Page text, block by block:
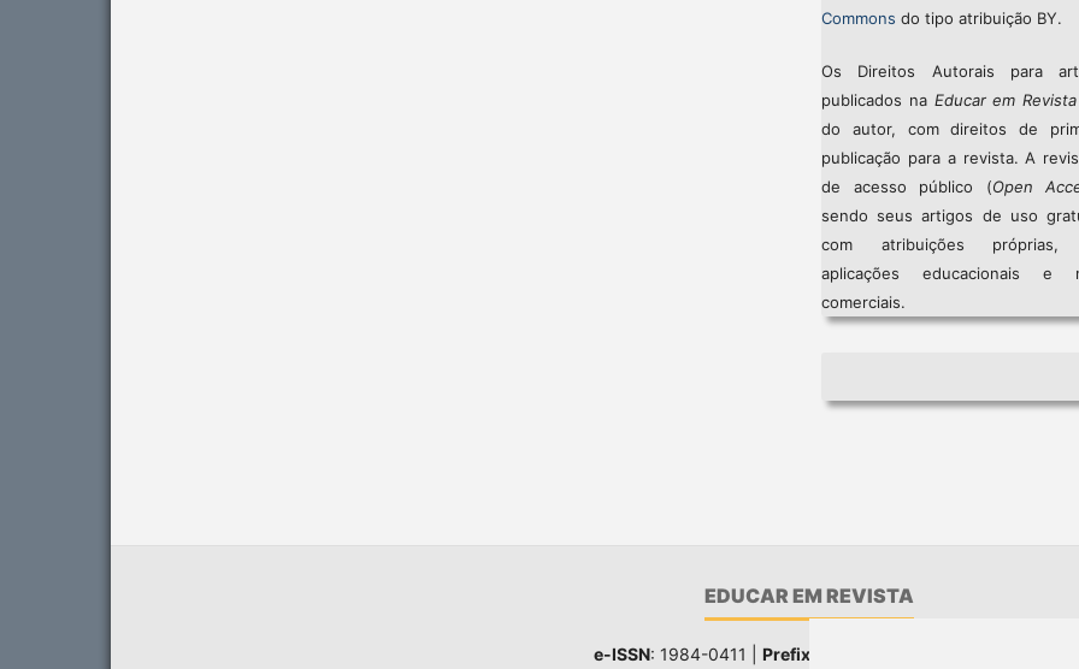
Commons do tipo atribuição BY.
Os Direitos Autorais para
publicados na Educar em Revista
do autor, com direitos de
publicação para a revista. A
de acesso público (Open
sendo seus artigos de uso
com atribuições próprias,
aplicações educacionais e
comerciais.
EDUCAR EM REVISTA
e-ISSN: 1984-0411 | Prefixo DOI